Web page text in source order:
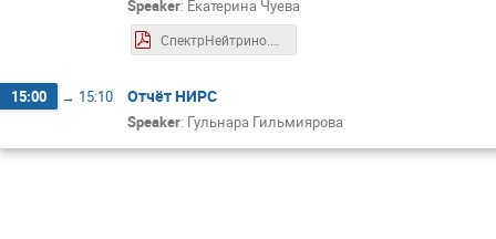
Speaker: Екатерина Чуева
СпектрНейтрино.pdf
15:00 → 15:10 Отчёт НИРС
Speaker: Гульнара Гильмиярова